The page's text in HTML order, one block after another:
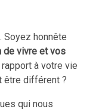
Soyez honnête
de vivre et vos
à votre vie
être différent ?
qui nous